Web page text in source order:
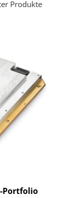
Produkte
Portfolio